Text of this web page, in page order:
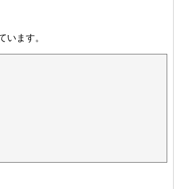
います。